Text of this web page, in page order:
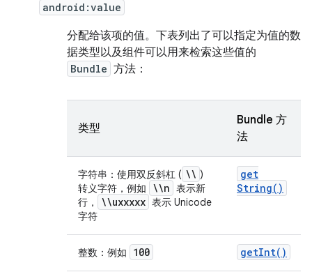
android:value
分配给该项的值。下表列出了可以指定为值的数
据类型以及组件可以用来检索这些值的
Bundle 方法：
类型
Bundle 方
法
字符串：使用双反斜杠 ( \\ )
转义字符，例如
\\n 表示新
行，
\\uxxxxx 表示 Unicode
字符
get
String( )
整数：例如 100 getInt( )